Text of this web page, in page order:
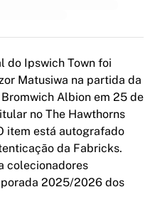
do Ipswich Town foi
Matusiwa na partida da
Albion em 25 de
no The Hawthorns
item está autografado
da Fabricks.
colecionadores
2025/2026 dos